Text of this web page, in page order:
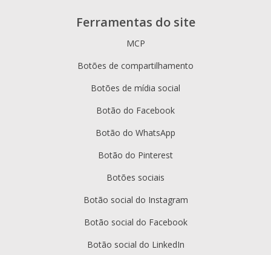
Ferramentas do site
MCP
Botões de compartilhamento
Botões de mídia social
Botão do Facebook
Botão do WhatsApp
Botão do Pinterest
Botões sociais
Botão social do Instagram
Botão social do Facebook
Botão social do LinkedIn